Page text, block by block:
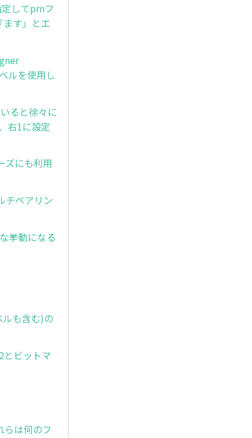
してprnフ
す」とエ
ルを使用し
ると徐々に
右1に設定
ズにも利用
チペアリン
挙動になる
も含む)の
ビットマ
らは何のフ